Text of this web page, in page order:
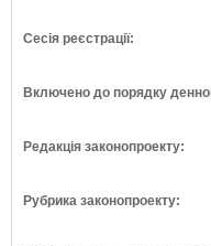
Сесія реєстрації:
Включено до порядку
Редакція законопроекту:
Рубрика законопроекту: